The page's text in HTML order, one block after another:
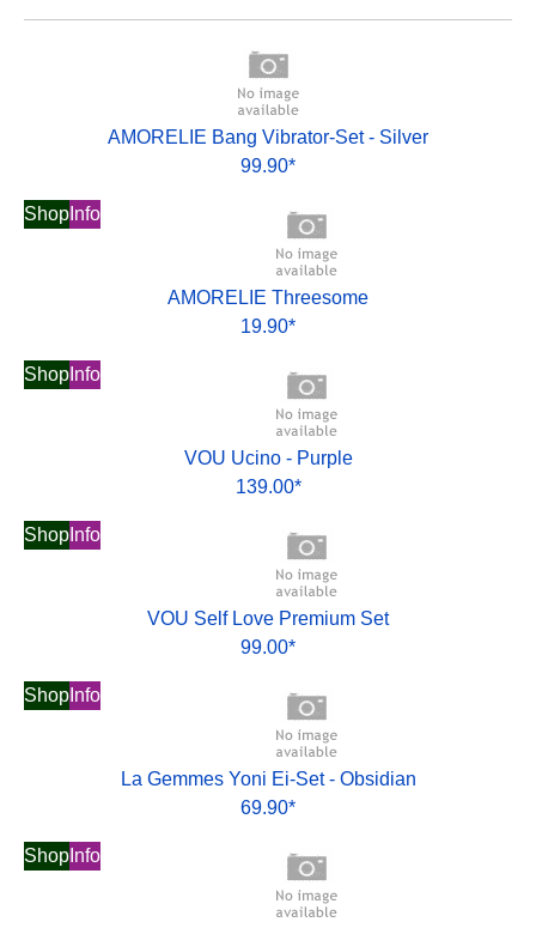
AMORELIE Bang Vibrator-Set - Silver
99.90*
Shop Info
AMORELIE Threesome
19.90*
Shop Info
VOU Ucino - Purple
139.00*
Shop Info
VOU Self Love Premium Set
99.00*
Shop Info
La Gemmes Yoni Ei-Set - Obsidian
69.90*
Shop Info